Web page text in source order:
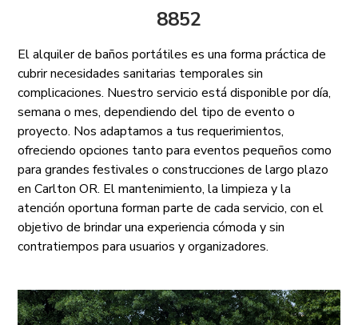
8852
El alquiler de baños portátiles es una forma práctica de
cubrir necesidades sanitarias temporales sin
complicaciones. Nuestro servicio está disponible por día,
semana o mes, dependiendo del tipo de evento o
proyecto. Nos adaptamos a tus requerimientos,
ofreciendo opciones tanto para eventos pequeños como
para grandes festivales o construcciones de largo plazo
en Carlton OR. El mantenimiento, la limpieza y la
atención oportuna forman parte de cada servicio, con el
objetivo de brindar una experiencia cómoda y sin
contratiempos para usuarios y organizadores.